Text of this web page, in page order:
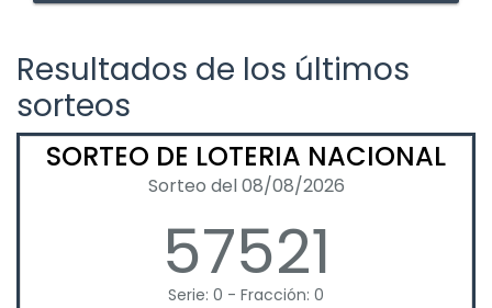
Resultados de los últimos
sorteos
SORTEO DE LOTERIA NACIONAL
Sorteo del 08/08/2026
57521
Serie: 0 - Fracción: 0